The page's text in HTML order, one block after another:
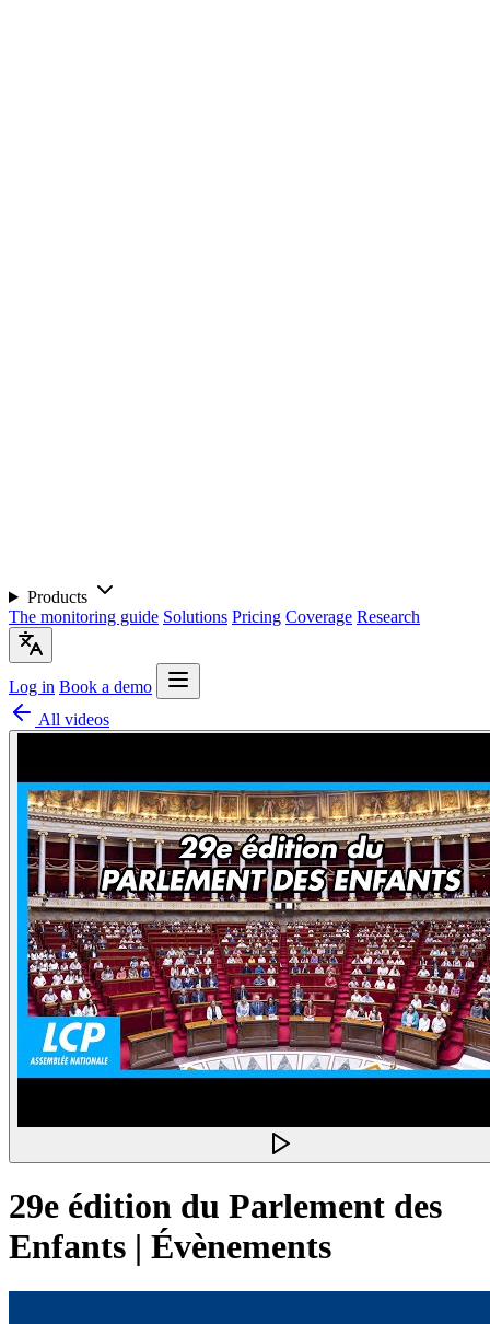
Products
The monitoring guide Solutions Pricing Coverage Research
Log in Book a demo
All videos
29e édition du Parlement des
Enfants | Évènements